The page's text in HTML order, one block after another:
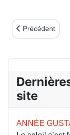
Article
Précédent
site
ANNÉE